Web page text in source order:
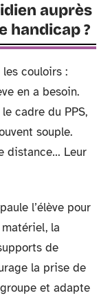
auprès
handicap ?
les couloirs :
en a besoin.
cadre du PPS,
souple.
distance… Leur
l’élève pour
la
de
la prise de
et adapte